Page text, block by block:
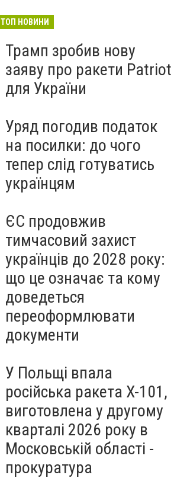
ТОП НОВИНИ
Трамп зробив нову
заяву про ракети Patriot
для України
Уряд погодив податок
на посилки: до чого
тепер слід готуватись
українцям
ЄС продовжив
тимчасовий захист
українців до 2028 року:
що це означає та кому
доведеться
переоформлювати
документи
У Польщі впала
російська ракета X-101,
виготовлена у другому
кварталі 2026 року в
Московській області -
прокуратура